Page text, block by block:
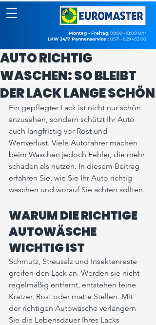
Montag - Freitag:09:00 - 18:00 Uhr
LKW 24/7 Pannenservice : 0571 - 829 453 00
AUTO RICHTIG
WASCHEN: SO BLEIBT
DER LACK LANGE SCHÖN
Ein gepflegter Lack ist nicht nur schön
anzusehen, sondern schützt Ihr Auto
auch langfristig vor Rost und
Wertverlust. Viele Autofahrer machen
beim Waschen jedoch Fehler, die mehr
schaden als nutzen. In diesem Beitrag
erfahren Sie, wie Sie Ihr Auto richtig
waschen und worauf Sie achten sollten.
WARUM DIE RICHTIGE
AUTOWÄSCHE
WICHTIG IST
Schmutz, Streusalz und Insektenreste
greifen den Lack an. Werden sie nicht
regelmäßig entfernt, entstehen feine
Kratzer, Rost oder matte Stellen. Mit
der richtigen Autowäsche verlängern
Sie die Lebensdauer Ihres Lacks